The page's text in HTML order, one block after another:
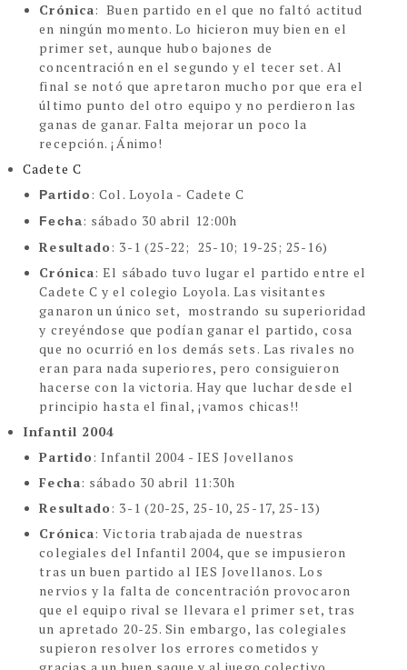
Crónica: Buen partido en el que no faltó actitud
en ningún momento. Lo hicieron muy bien en el
primer set, aunque hubo bajones de
concentración en el segundo y el tecer set. Al
final se notó que apretaron mucho por que era el
último punto del otro equipo y no perdieron las
ganas de ganar. Falta mejorar un poco la
recepción. ¡Ánimo!
Cadete C
Partido: Col. Loyola - Cadete C
Fecha: sábado 30 abril 12:00h
Resultado: 3-1 (25-22; 25-10; 19-25; 25-16)
Crónica: El sábado tuvo lugar el partido entre el
Cadete C y el colegio Loyola. Las visitantes
ganaron un único set, mostrando su superioridad
y creyéndose que podían ganar el partido, cosa
que no ocurrió en los demás sets. Las rivales no
eran para nada superiores, pero consiguieron
hacerse con la victoria. Hay que luchar desde el
principio hasta el final, ¡vamos chicas!!
Infantil 2004
Partido: Infantil 2004 - IES Jovellanos
Fecha: sábado 30 abril 11:30h
Resultado: 3-1 (20-25, 25-10, 25-17, 25-13)
Crónica:Victoria trabajada de nuestras
colegiales del Infantil 2004, que se impusieron
tras un buen partido al IES Jovellanos. Los
nervios y la falta de concentración provocaron
que el equipo rival se llevara el primer set, tras
un apretado 20-25. Sin embargo, las colegiales
supieron resolver los errores cometidos y